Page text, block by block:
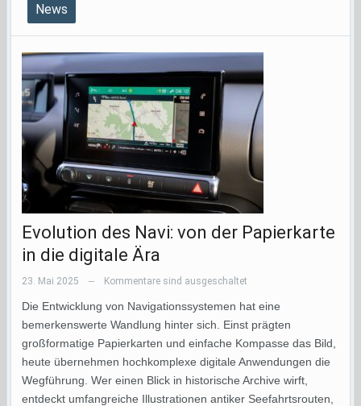
News
Evolution des Navi: von der Papierkarte
in die digitale Ära
23. Mai 2025 — Kommentare sind ausgeschaltet
Die Entwicklung von Navigationssystemen hat eine
bemerkenswerte Wandlung hinter sich. Einst prägten
großformatige Papierkarten und einfache Kompasse das Bild,
heute übernehmen hochkomplexe digitale Anwendungen die
Wegführung. Wer einen Blick in historische Archive wirft,
entdeckt umfangreiche Illustrationen antiker Seefahrtsrouten,